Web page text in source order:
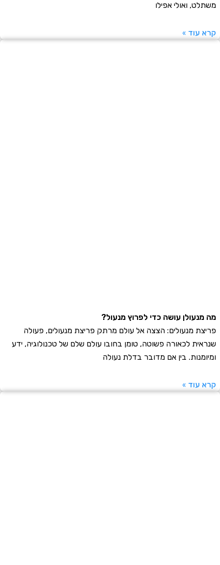
ואולי אפילו
»
עושה כדי לפרוץ מנעול?
מנעולים: הצצה אל עולם מרתק פריצת מנעולים, פעולה
לכאורה פשוטה, טומן בחובו עולם שלם של טכנולוגיה, ידע
בין אם מדובר בדלת נעולה
»